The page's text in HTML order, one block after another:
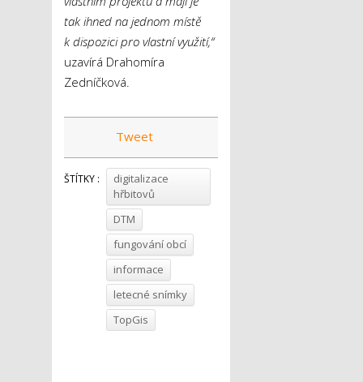
tak ihned na jednom místě
k dispozici pro vlastní využití,“
uzavírá Drahomíra
Zedníčková.
Tweet
ŠTÍTKY :
digitalizace
hřbitovů
DTM
fungování obcí
informace
letecné snímky
TopGis